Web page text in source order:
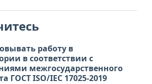
работу в
в соответствии с
межгосударственного
ГОСТ ISO/IEC 17025-2019